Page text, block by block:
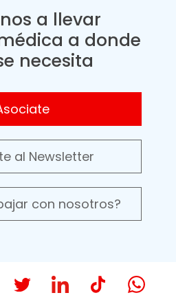
a llevar
a donde
necesita
al Newsletter
con nosotros?